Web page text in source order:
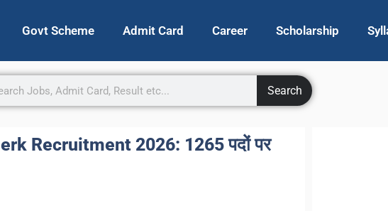
Govt Scheme Admit Card Career Scholarship
Search
Recruitment 2026: 1265 पदों पर